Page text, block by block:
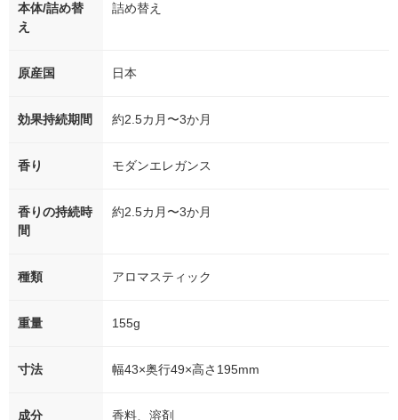
本体/詰め替
え
詰め替え
原産国 日本
効果持続期間 約2.5カ月〜3か月
香り モダンエレガンス
香りの持続時
間
約2.5カ月〜3か月
種類 アロマスティック
重量 155g
寸法 幅43×奥行49×高さ195mm
成分 香料、溶剤